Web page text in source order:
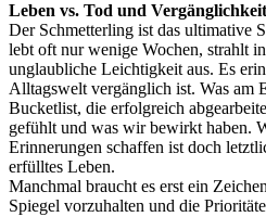
Leben vs. Tod und Vergänglichkeit
Der Schmetterling ist das ultimative
lebt oft nur wenige Wochen, strahlt
unglaubliche Leichtigkeit aus. Es
Alltagswelt vergänglich ist. Was am
Bucketlist, die erfolgreich
gefühlt und was wir bewirkt haben.
Erinnerungen schaffen ist doch
erfülltes Leben.
Manchmal braucht es erst ein
Spiegel vorzuhalten und die